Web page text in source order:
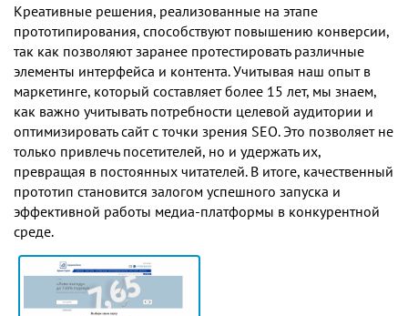
Креативные решения, реализованные на этапе
прототипирования, способствуют повышению конверсии,
так как позволяют заранее протестировать различные
элементы интерфейса и контента. Учитывая наш опыт в
маркетинге, который составляет более 15 лет, мы знаем,
как важно учитывать потребности целевой аудитории и
оптимизировать сайт с точки зрения SEO. Это позволяет не
только привлечь посетителей, но и удержать их,
превращая в постоянных читателей. В итоге, качественный
прототип становится залогом успешного запуска и
эффективной работы медиа-платформы в конкурентной
среде.